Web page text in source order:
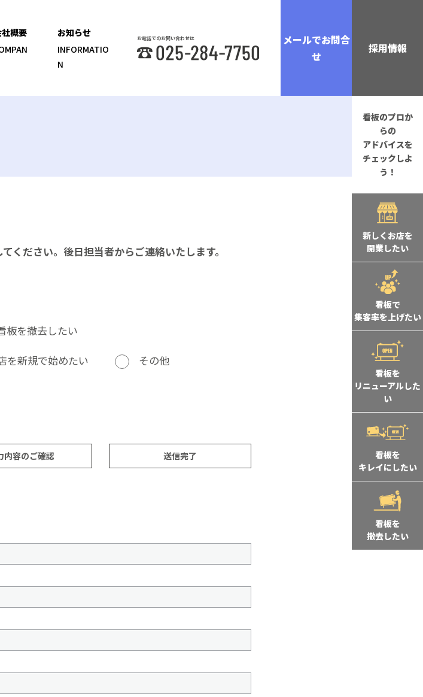
概要
お知らせ
INFORMATIO
N
お電話でのお問い合わせは
メールでお問合
せ
採用情報
看板のプロか
らの
アドバイスを
チェックしよ
う！
新しくお店を
開業したい
看板で
集客率を上げたい
看板を
リニューアルした
い
看板を
キレイにしたい
看板を
撤去したい
ください。後日担当者からご連絡いたします。
板を撤去したい
を新規で始めたい その他
内容のご確認 送信完了